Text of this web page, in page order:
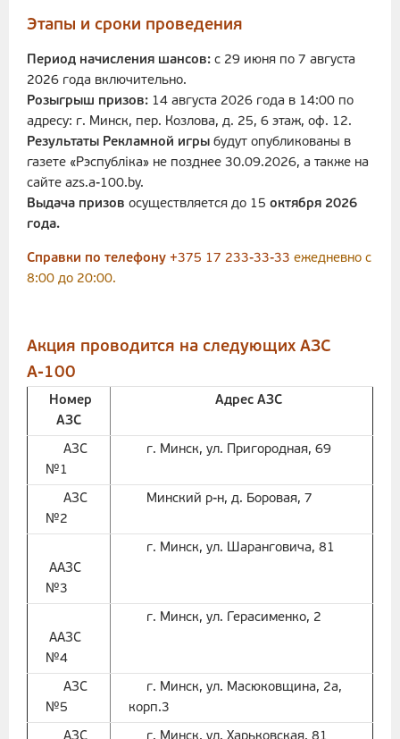
Этапы и сроки проведения
Период начисления шансов: с 29 июня по 7 августа
2026 года включительно.
Розыгрыш призов: 14 августа 2026 года в 14:00 по
адресу: г. Минск, пер. Козлова, д. 25, 6 этаж, оф. 12.
Результаты Рекламной игры будут опубликованы в
газете «Рэспублiка» не позднее 30.09.2026, а также на
сайте azs.a-100.by.
Выдача призов осуществляется до 15 октября 2026
года.
Справки по телефону +375 17 233-33-33 ежедневно с
8:00 до 20:00.
Акция проводится на следующих АЗС
А-100
Номер
АЗС
Адрес АЗС
АЗС
№1
г. Минск, ул. Пригородная, 69
АЗС
№2
Минский р-н, д. Боровая, 7
ААЗС
№3
г. Минск, ул. Шаранговича, 81
ААЗС
№4
г. Минск, ул. Герасименко, 2
АЗС
№5
г. Минск, ул. Масюковщина, 2а,
корп.3